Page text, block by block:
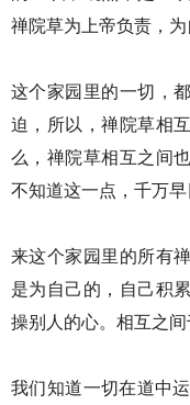
禅院草为上帝负责，为
这个家园里的一切，
迫，所以，禅院草相
么，禅院草相互之间
不知道这一点，千万早
来这个家园里的所有
是为自己的，自己积
操别人的心。相互之间
我们知道一切在道中